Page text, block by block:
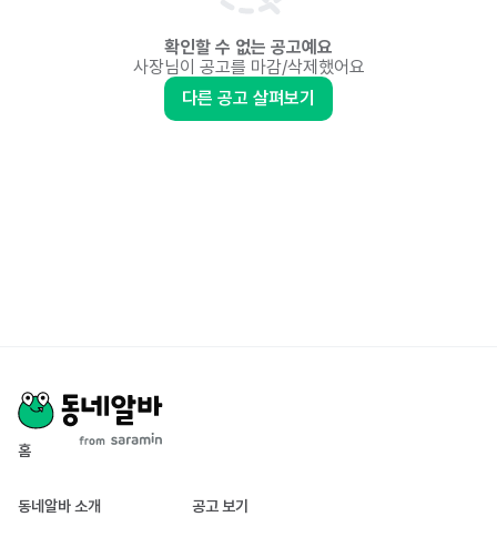
확인할 수 없는 공고예요
사장님이 공고를 마감/삭제했어요
다른 공고 살펴보기
홈
동네알바 소개 공고 보기